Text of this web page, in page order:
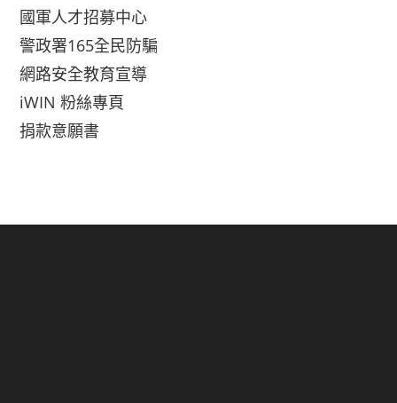
國軍人才招募中心
警政署165全民防騙
網路安全教育宣導
iWIN 粉絲專頁
捐款意願書